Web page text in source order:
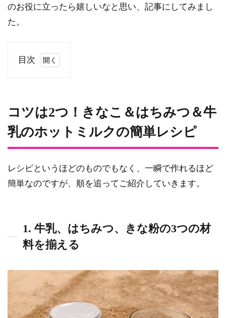
のお役に立ったら嬉しいなと思い、記事にしてみまし
た。
目次
0.1
つ！
こ＆
はち
＆牛
ホッ
単レ
シピ
1. 牛
乳、は
ちみ
つ、き
な粉の
コツは2つ！きなこ＆はちみつ＆牛
乳のホットミルクの簡単レシピ
レシピというほどのものでもなく、一瞬で作れるほど
簡単なのですが、順を追ってご紹介していきます。
1. 牛乳、はちみつ、きな粉の3つの材
料を揃える